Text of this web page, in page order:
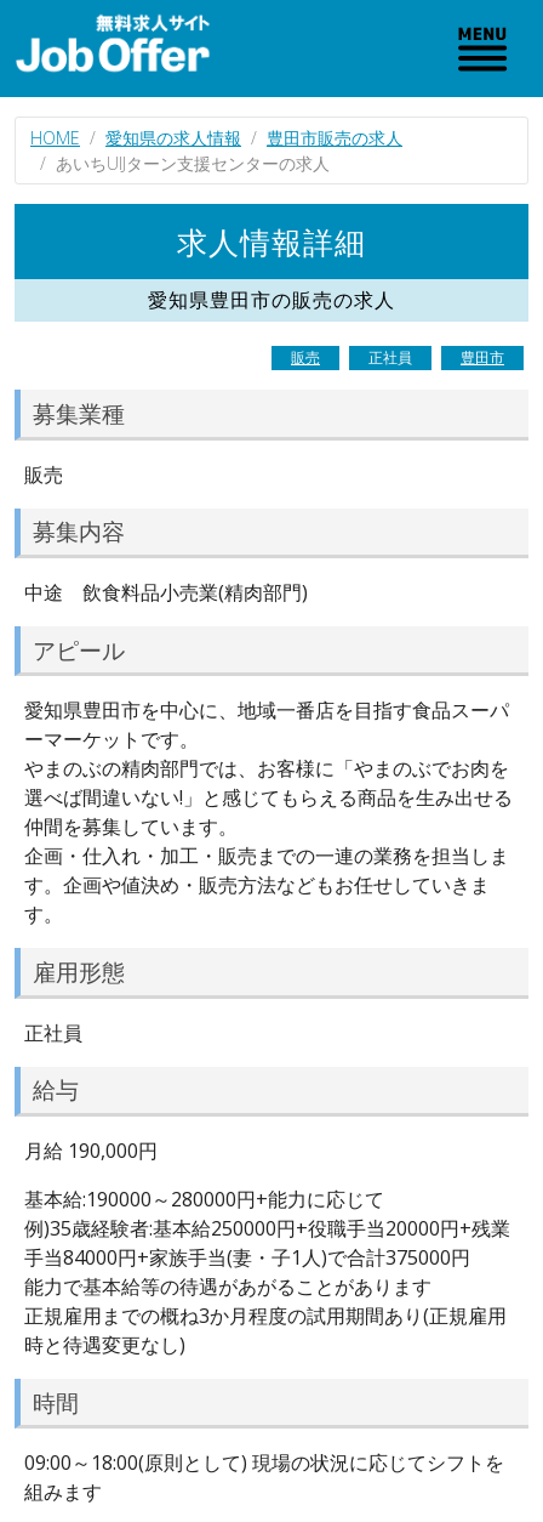
HOME 愛知県の求人情報
豊田市販売の求人
あいちUIJターン支援センターの求人
求人情報詳細
愛知県豊田市の販売の求人
販売 正社員 豊田市
募集業種
販売
募集内容
中途 飲食料品小売業(精肉部門)
アピール
愛知県豊田市を中心に、地域一番店を目指す食品スーパ
ーマーケットです。
やまのぶの精肉部門では、お客様に「やまのぶでお肉を
選べば間違いない!」と感じてもらえる商品を生み出せる
仲間を募集しています。
企画・仕入れ・加工・販売までの一連の業務を担当しま
す。企画や値決め・販売方法などもお任せしていきま
す。
雇用形態
正社員
給与
月給 190,000円
基本給:190000～280000円+能力に応じて
例)35歳経験者:基本給250000円+役職手当20000円+残業
手当84000円+家族手当(妻・子1人)で合計375000円
能力で基本給等の待遇があがることがあります
正規雇用までの概ね3か月程度の試用期間あり(正規雇用
時と待遇変更なし)
時間
09:00～18:00(原則として) 現場の状況に応じてシフトを
組みます